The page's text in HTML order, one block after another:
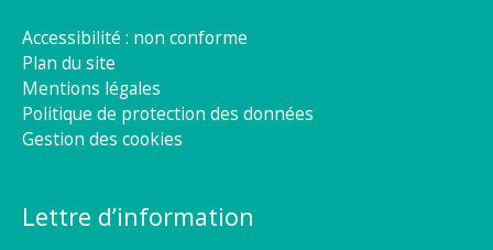
Accessibilité : non conforme
Plan du site
Mentions légales
Politique de protection des données
Gestion des cookies
Lettre d’information